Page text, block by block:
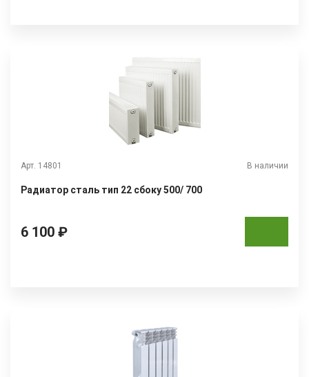
Арт. 14801 В наличии
Радиатор сталь тип 22 сбоку 500/ 700
6 100 ₽